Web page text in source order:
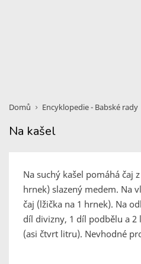
Domů Encyklopedie - Babské rady
Na kašel
Na suchý kašel pomáhá čaj
hrnek) slazený medem. Na
čaj (lžička na 1 hrnek). Na
díl divizny, 1 díl podbělu a
(asi čtvrt litru). Nevhodné